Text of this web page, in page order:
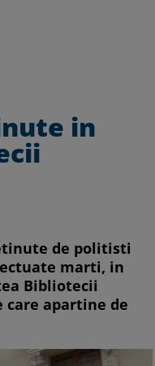
in
de politisti
marti, in
Bibliotecii
apartine de